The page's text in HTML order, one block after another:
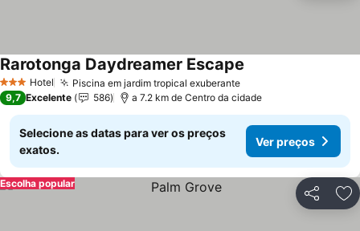
3 EstrelasHotel Piscina em jardim tropical exuberante
Rarotonga Daydreamer Escape
9,7 Excelente 586 a 7.2 km de Centro da cidade
Selecione as datas para ver os preços
exatos.
Ver preços
Partilhar
Escolha popular